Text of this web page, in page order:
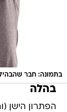
בתמונה: חבר
בהלה
הפתרון הישן